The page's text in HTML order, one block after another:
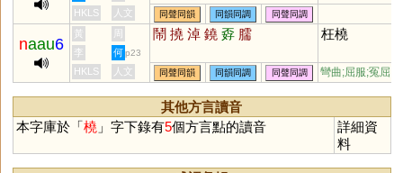
彾 姈 婈 琌 駖 昤 蕶 砱 踜
皊 靇 錂 裬
HKLS
人文 同聲同韻 同韻同調 同聲同調
naau6
黃 周 鬧 撓 淖 鐃 孬 臑 枉橈
李 何 p23
HKLS 人文 同聲同韻 同韻同調 同聲同調 彎曲;屈服;冤屈
其他方言讀音
本字庫於「橈 」字下錄有5個方言點的讀音
詳細資
料